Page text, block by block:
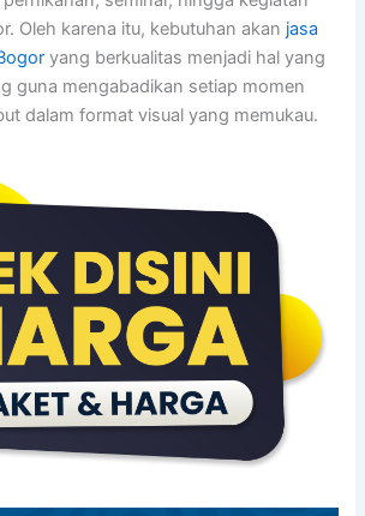
Oleh karena itu, kebutuhan akan jasa
yang berkualitas menjadi hal yang
guna mengabadikan setiap momen
dalam format visual yang memukau.